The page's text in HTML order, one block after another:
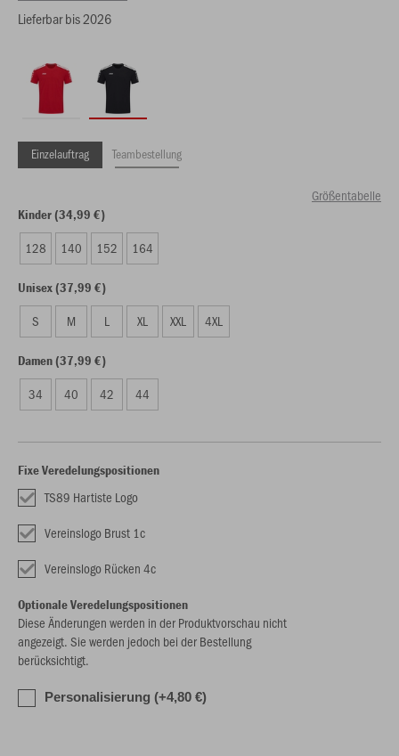
Lieferbar bis 2026
Einzelauftrag Teambestellung
Größentabelle
Kinder (34,99 €)
128 140 152 164
Unisex (37,99 €)
S M L XL XXL 4XL
Damen (37,99 €)
34 40 42 44
Fixe Veredelungspositionen
TS89 Hartiste Logo
Vereinslogo Brust 1c
Vereinslogo Rücken 4c
Optionale Veredelungspositionen
Diese Änderungen werden in der Produktvorschau nicht
angezeigt. Sie werden jedoch bei der Bestellung
berücksichtigt.
Personalisierung (+4,80 €)